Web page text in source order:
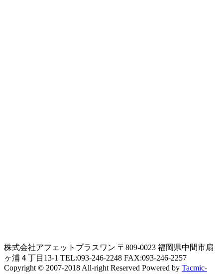
株式会社アフェットプラスワン 〒809-0023 福岡県中間市扇
ヶ浦４丁目13-1 TEL:093-246-2248 FAX:093-246-2257
Copyright © 2007-2018 All-right Reserved Powered by Tacmic-